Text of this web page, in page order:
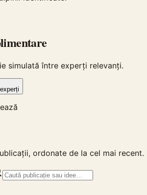
simulată între experți relevanți.
ordonate de la cel mai recent.